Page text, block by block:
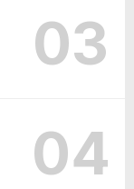
03
04